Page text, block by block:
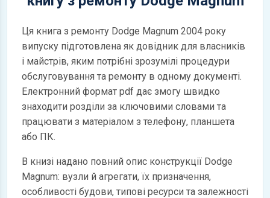
Ця книга з ремонту Dodge Magnum 2004 року
випуску підготовлена як довідник для власників
і майстрів, яким потрібні зрозумілі процедури
обслуговування та ремонту в одному документі.
Електронний формат pdf дає змогу швидко
знаходити розділи за ключовими словами та
працювати з матеріалом з телефону, планшета
або ПК.
В книзі надано повний опис конструкції Dodge
Magnum: вузли й агрегати, їх призначення,
особливості будови, типові ресурси та залежності